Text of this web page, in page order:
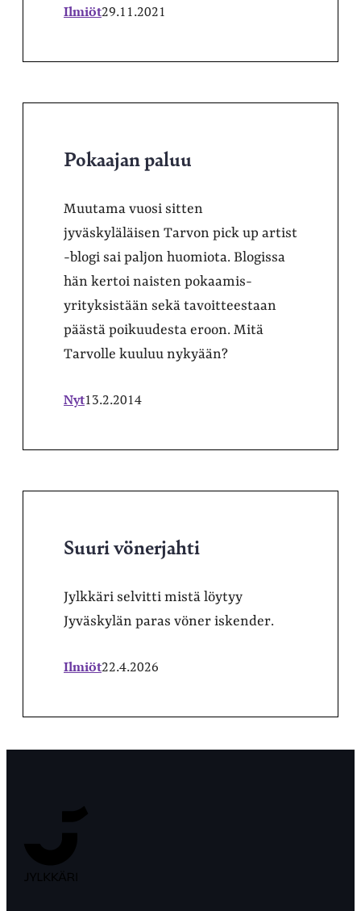
Ilmiöt29.11.2021
Pokaajan paluu
Muutama vuosi sitten
jyväskyläläisen Tarvon pick up artist
-blogi sai paljon huomiota. Blogissa
hän kertoi naisten pokaamis-
yrityksistään sekä tavoitteestaan
päästä poikuudesta eroon. Mitä
Tarvolle kuuluu nykyään?
Nyt13.2.2014
Suuri vönerjahti
Jylkkäri selvitti mistä löytyy
Jyväskylän paras vöner iskender.
Ilmiöt22.4.2026